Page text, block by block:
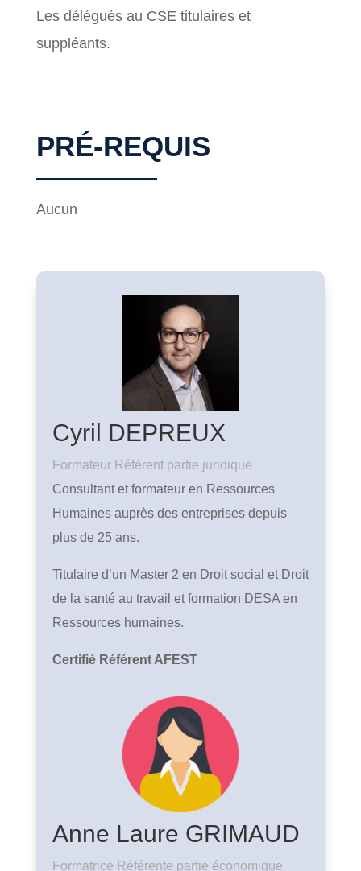
Les délégués au CSE titulaires et
suppléants.
PRÉ-REQUIS
Aucun
Cyril DEPREUX
Formateur Référent partie juridique
Consultant et formateur en Ressources
Humaines auprès des entreprises depuis
plus de 25 ans.
Titulaire d’un Master 2 en Droit social et Droit
de la santé au travail et formation DESA en
Ressources humaines.
Certifié Référent AFEST
Anne Laure GRIMAUD
Formatrice Référente partie économique